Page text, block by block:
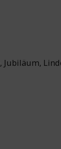
, Jubiläum,